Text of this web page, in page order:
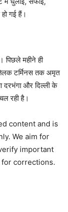
गई हैं।
पिछले महीने ही
टर्मिनस तक अमृत
दरभंगा और दिल्ली के
रही है।
content and is
We aim for
important
corrections.